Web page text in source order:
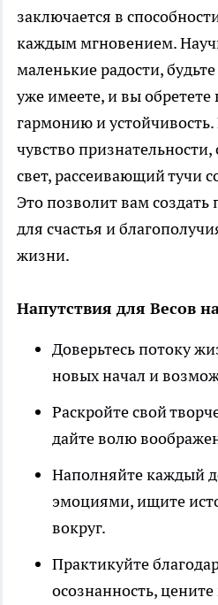
заключается в
каждым мгновением.
маленькие радости,
уже имеете, и вы
гармонию и устойчивость.
чувство
свет, рассеивающий тучи
Это позволит вам
для счастья и
жизни.
Напутствия для Весов
Доверьтесь потоку
новых начал и
Раскройте свой
дайте волю
Наполняйте каждый
эмоциями, ищите
вокруг.
Практикуйте
осознанность,